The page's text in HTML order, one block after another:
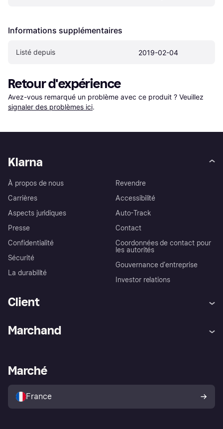
Informations supplémentaires
Listé depuis 2019-02-04
Retour d'expérience
Avez-vous remarqué un problème avec ce produit ? Veuillez
signaler des problèmes ici.
Klarna
À propos de nous
Carrières
Aspects juridiques
Presse
Confidentialité
Sécurité
La durabilité
Revendre
Accessibilité
Auto-Track
Contact
Coordonnées de contact pour
les autorités
Gouvernance d’entreprise
Investor relations
Client
Explorez les magasins
Politique de protection de
l’acheteur Klarna
Marchand
Portail Marchand
Marché
France